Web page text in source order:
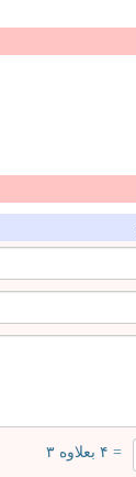
= ۴ بعلاوه ۳